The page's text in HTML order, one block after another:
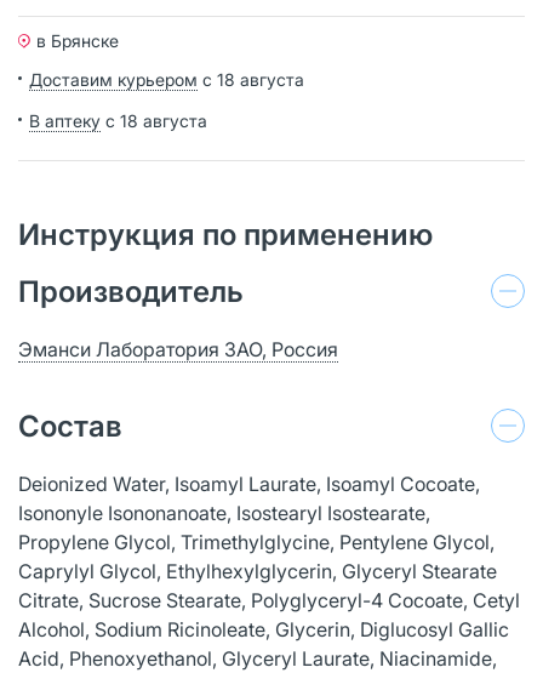
в Брянске
Доставим курьером с 18 августа
В аптеку с 18 августа
Инструкция по применению
Производитель
Эманси Лаборатория ЗАО, Россия
Состав
Deionized Water, Isoamyl Laurate, Isoamyl Cocoate,
Isononyle Isononanoate, Isostearyl Isostearate,
Propylene Glycol, Trimethylglycine, Pentylene Glycol,
Caprylyl Glycol, Ethylhexylglycerin, Glyceryl Stearate
Citrate, Sucrose Stearate, Polyglyceryl-4 Cосоate, Cetyl
Alcohol, Sodium Ricinoleate, Glycerin, Diglucosyl Gallic
Acid, Phenoxyethanol, Glyceryl Laurate, Niacinamide,